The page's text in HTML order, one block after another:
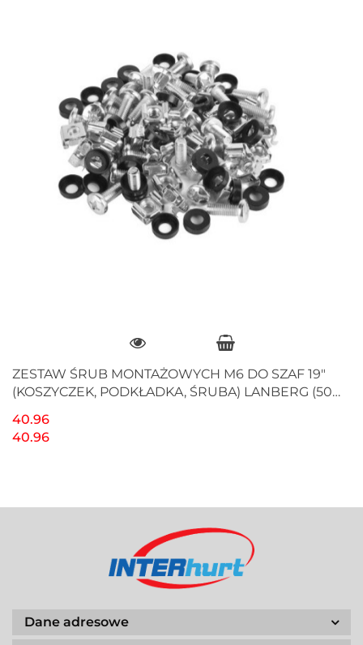
ZESTAW ŚRUB MONTAŻOWYCH M6 DO SZAF 19"
(KOSZYCZEK, PODKŁADKA, ŚRUBA) LANBERG (50
40.96
40.96
Dane adresowe